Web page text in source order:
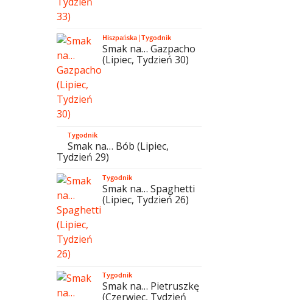
Hiszpańska|Tygodnik
Smak na… Gazpacho
(Lipiec, Tydzień 30)
Tygodnik
Smak na… Bób (Lipiec,
Tydzień 29)
Tygodnik
Smak na… Spaghetti
(Lipiec, Tydzień 26)
Tygodnik
Smak na… Pietruszkę
(Czerwiec, Tydzień